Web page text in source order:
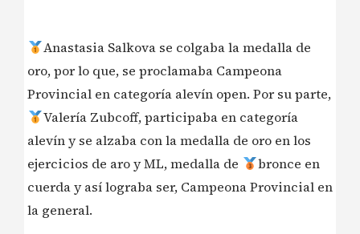
Anastasia Salkova se colgaba la medalla de
oro, por lo que, se proclamaba Campeona
Provincial en categoría alevín open. Por su parte,
Valería Zubcoff, participaba en categoría
alevín y se alzaba con la medalla de oro en los
ejercicios de aro y ML, medalla de
bronce en
cuerda y así lograba ser, Campeona Provincial en
la general.